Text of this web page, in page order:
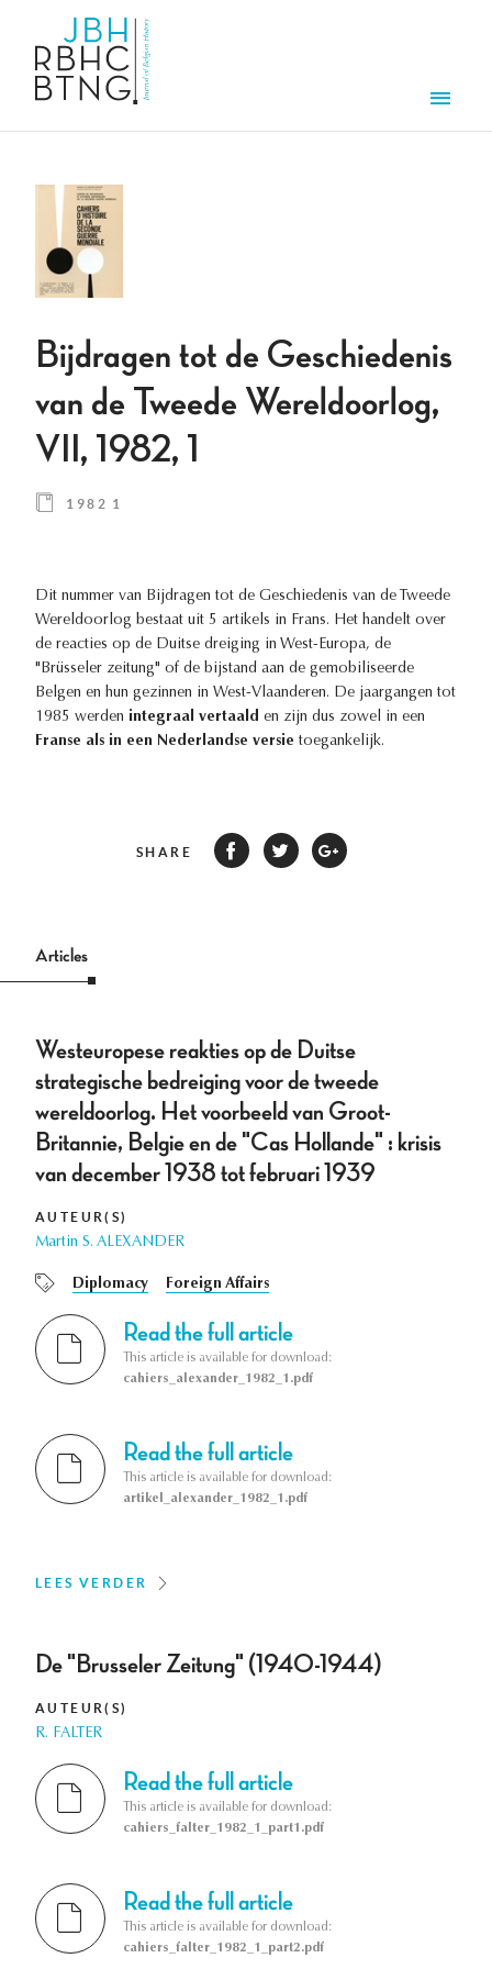
Bijdragen tot de Geschiedenis
van de Tweede Wereldoorlog,
VII, 1982, 1
1982 1
Dit nummer van Bijdragen tot de Geschiedenis van de Tweede
Wereldoorlog bestaat uit 5 artikels in Frans. Het handelt over
de reacties op de Duitse dreiging in West-Europa, de
"Brüsseler zeitung" of de bijstand aan de gemobiliseerde
Belgen en hun gezinnen in West-Vlaanderen. De jaargangen tot
1985 werden integraal vertaald en zijn dus zowel in een
Franse als in een Nederlandse versie toegankelijk.
SHARE
Articles
Westeuropese reakties op de Duitse
strategische bedreiging voor de tweede
wereldoorlog. Het voorbeeld van Groot-
Britannie, Belgie en de "Cas Hollande" : krisis
van december 1938 tot februari 1939
AUTEUR(S)
Martin S. ALEXANDER
Diplomacy Foreign Affairs
Read the full article
This article is available for download:
cahiers_alexander_1982_1.pdf
Read the full article
This article is available for download:
artikel_alexander_1982_1.pdf
LEES VERDER
De "Brusseler Zeitung" (1940-1944)
AUTEUR(S)
R. FALTER
Read the full article
This article is available for download:
cahiers_falter_1982_1_part1.pdf
Read the full article
This article is available for download:
cahiers_falter_1982_1_part2.pdf